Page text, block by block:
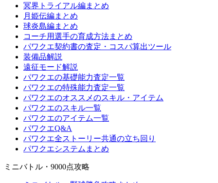
冥界トライアル編まとめ
月姫伝編まとめ
球炎島編まとめ
コーチ用選手の育成方法まとめ
パワクエ契約書の査定・コスパ算出ツール
装備品解説
遠征モード解説
パワクエの基礎能力査定一覧
パワクエの特殊能力査定一覧
パワクエのオススメのスキル・アイテム
パワクエのスキル一覧
パワクエのアイテム一覧
パワクエQ&A
パワクエ全ストーリー共通の立ち回り
パワクエシステムまとめ
ミニバトル・9000点攻略